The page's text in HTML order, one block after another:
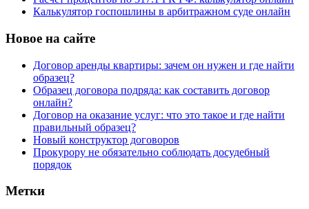
Калькулятор госпошлины в арбитражном суде онлайн
Новое на сайте
Договор аренды квартиры: зачем он нужен и где найти
образец?
Образец договора подряда: как составить договор
онлайн?
Договор на оказание услуг: что это такое и где найти
правильный образец?
Новый конструктор договоров
Прокурору не обязательно соблюдать досудебный
порядок
Метки